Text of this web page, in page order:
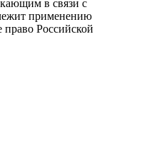
в связи с
применению
право Российской